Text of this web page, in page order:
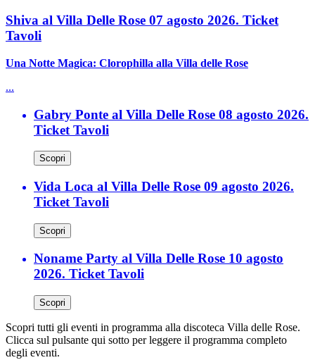
Shiva al Villa Delle Rose 07 agosto 2026. Ticket
Tavoli
Una Notte Magica: Clorophilla alla Villa delle Rose
...
Gabry Ponte al Villa Delle Rose 08 agosto 2026.
Ticket Tavoli
Scopri
Vida Loca al Villa Delle Rose 09 agosto 2026.
Ticket Tavoli
Scopri
Noname Party al Villa Delle Rose 10 agosto
2026. Ticket Tavoli
Scopri
Scopri tutti gli eventi in programma alla discoteca Villa delle Rose.
Clicca sul pulsante qui sotto per leggere il programma completo
degli eventi.